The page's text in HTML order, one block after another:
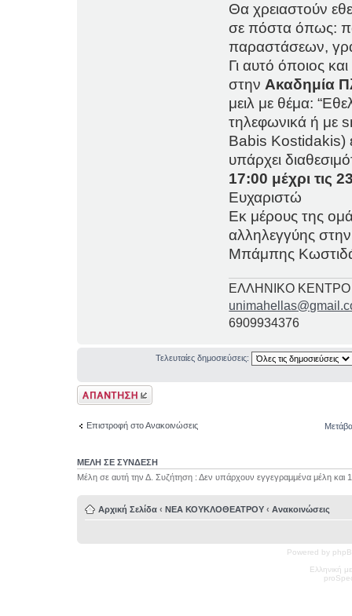
Θα χρειαστούν
σε πόστα όπως:
παραστάσεων,
Γι αυτό όποιος
στηνΑκαδημία
μειλ με θέμα:
τηλεφωνικά ή με
Babis Kostidakis)
υπάρχει
17:00 μέχρι τις
Ευχαριστώ
Εκ μέρους της
αλληλεγγύης
Μπάμπης
ΕΛΛΗΝΙΚΟ
6909934376
Τελευταίες δημοσιεύσεις:
Δημιουργία
απάντησης
Επιστροφή στο Ανακοινώσεις
ΜΕΛΗ ΣΕ ΣΥΝΔΕΣΗ
Μέλη σε αυτή την Δ. Συζήτηση : Δεν υπάρχουν εγγεγραμμένα μέλη και
Αρχική Σελίδα ‹ ΝΕΑ ΚΟΥΚΛΟΘΕΑΤΡΟΥ ‹ Ανακοινώσεις
Powered by
Ελληνική
pro